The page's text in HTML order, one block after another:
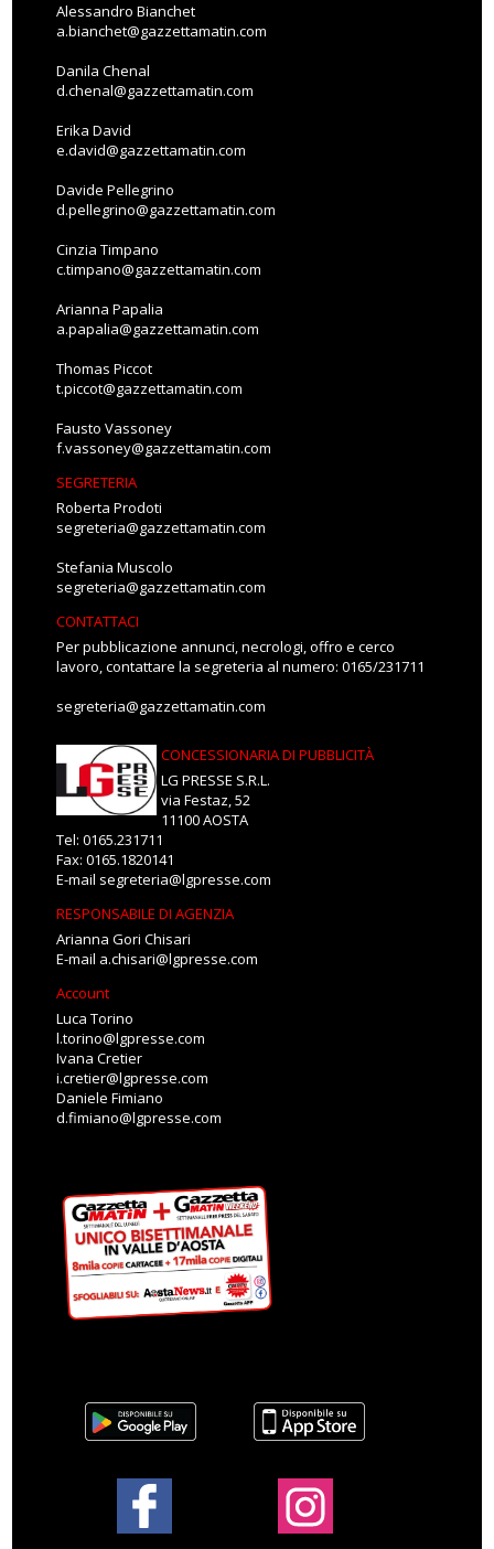
Alessandro Bianchet
a.bianchet@gazzettamatin.com
Danila Chenal
d.chenal@gazzettamatin.com
Erika David
e.david@gazzettamatin.com
Davide Pellegrino
d.pellegrino@gazzettamatin.com
Cinzia Timpano
c.timpano@gazzettamatin.com
Arianna Papalia
a.papalia@gazzettamatin.com
Thomas Piccot
t.piccot@gazzettamatin.com
Fausto Vassoney
f.vassoney@gazzettamatin.com
SEGRETERIA
Roberta Prodoti
segreteria@gazzettamatin.com
Stefania Muscolo
segreteria@gazzettamatin.com
CONTATTACI
Per pubblicazione annunci, necrologi, offro e cerco
lavoro, contattare la segreteria al numero: 0165/231711
segreteria@gazzettamatin.com
CONCESSIONARIA DI PUBBLICITÀ
LG PRESSE S.R.L.
via Festaz, 52
11100 AOSTA
Tel: 0165.231711
Fax: 0165.1820141
E-mail segreteria@lgpresse.com
RESPONSABILE DI AGENZIA
Arianna Gori Chisari
E-mail a.chisari@lgpresse.com
Account
Luca Torino
l.torino@lgpresse.com
Ivana Cretier
i.cretier@lgpresse.com
Daniele Fimiano
d.fimiano@lgpresse.com